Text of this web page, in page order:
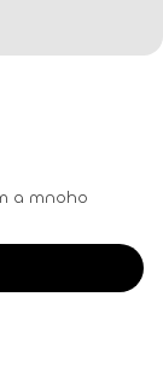
a mnoho